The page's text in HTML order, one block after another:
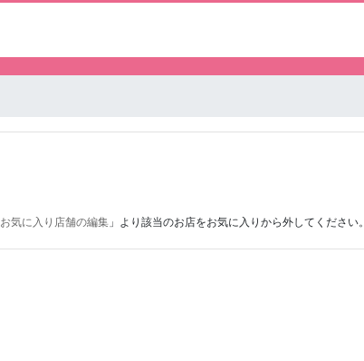
お気に入り店舗の編集 」より該当のお店をお気に入りから外してください。